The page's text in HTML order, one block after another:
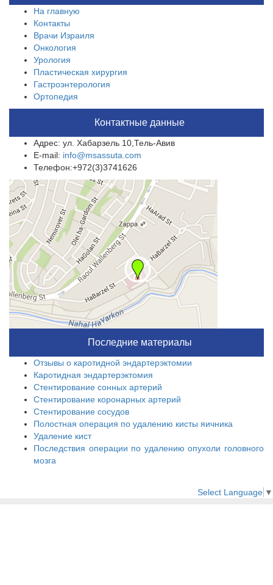
На главную
Контакты
Врачи Израиля
Онкология
Урология
Пластическая хирургия
Гастроэнтерология
Ортопедия
Контактные данные
Адрес: ул. Хабарзель 10,Тель-Авив
E-mail: info@msassuta.com
Телефон:+972(3)3741626
Последние материалы
Отзывы о каротидной эндартерэктомии
Каротидная эндартерэктомия
Стентирование сонных артерий
Стентирование коронарных артерий
Стентирование сосудов
Полостная операция по удалению кисты яичника
Удаление кист
Последствия операции по удалению опухоли головного
мозга
Select Language ▼